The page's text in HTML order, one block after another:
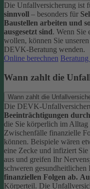
Die Unfallversicherung ist
sinnvoll – besonders für
Baustellen arbeiten und
ausgesetzt sind. Wenn Sie
wollen, können Sie
DEVK-Beratung wenden.
Online berechnen
Wann zahlt die
Wann zahlt die
Die DEVK-
Beeinträchtigungen
die Sie körperlich im Alltag
Zwischenfälle finanzielle
können. Beispiele wären
eine Zecke und infiziert
aus und greifen Ihr
schweren
finanziellen Folgen ab.
Körperteil. Die